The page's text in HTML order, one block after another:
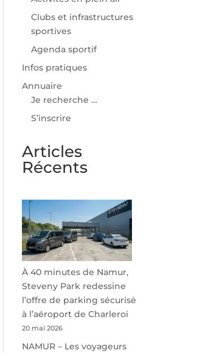
Clubs et infrastructures
sportives
Agenda sportif
Infos pratiques
Annuaire
Je recherche …
S’inscrire
Articles
Récents
À 40 minutes de Namur,
Steveny Park redessine
l’offre de parking sécurisé
à l’aéroport de Charleroi
20 mai 2026
NAMUR – Les voyageurs